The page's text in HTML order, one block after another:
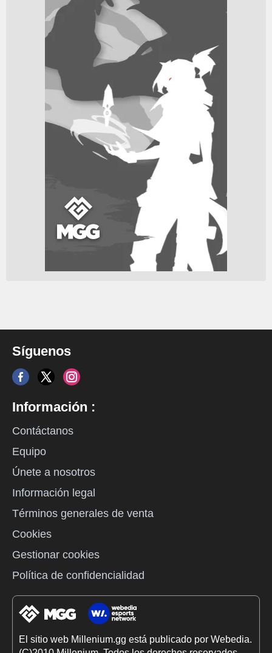
Síguenos
Información :
Contáctanos
Equipo
Únete a nosotros
Información legal
Términos generales de venta
Cookies
Gestionar cookies
Política de confidencialidad
El sitio web Millenium.gg está publicado por Webedia.